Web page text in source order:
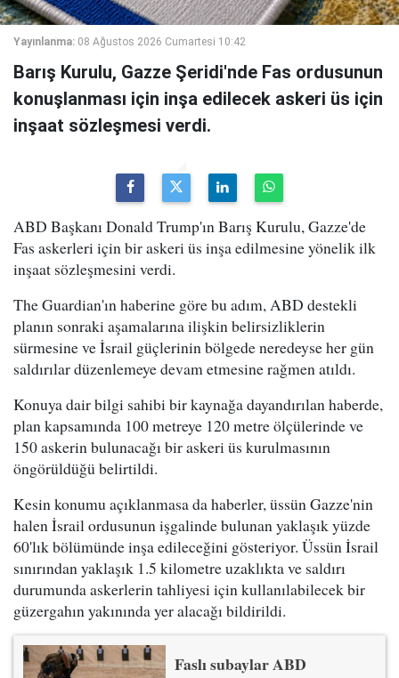
Yayınlanma: 08 Ağustos 2026 Cumartesi 10:42
Barış Kurulu, Gazze Şeridi'nde Fas ordusunun
konuşlanması için inşa edilecek askeri üs için
inşaat sözleşmesi verdi.
ABD Başkanı Donald Trump'ın Barış Kurulu, Gazze'de
Fas askerleri için bir askeri üs inşa edilmesine yönelik ilk
inşaat sözleşmesini verdi.
The Guardian'ın haberine göre bu adım, ABD destekli
planın sonraki aşamalarına ilişkin belirsizliklerin
sürmesine ve İsrail güçlerinin bölgede neredeyse her gün
saldırılar düzenlemeye devam etmesine rağmen atıldı.
Konuya dair bilgi sahibi bir kaynağa dayandırılan haberde,
plan kapsamında 100 metreye 120 metre ölçülerinde ve
150 askerin bulunacağı bir askeri üs kurulmasının
öngörüldüğü belirtildi.
Kesin konumu açıklanmasa da haberler, üssün Gazze'nin
halen İsrail ordusunun işgalinde bulunan yaklaşık yüzde
60'lık bölümünde inşa edileceğini gösteriyor. Üssün İsrail
sınırından yaklaşık 1.5 kilometre uzaklıkta ve saldırı
durumunda askerlerin tahliyesi için kullanılabilecek bir
güzergahın yakınında yer alacağı bildirildi.
Faslı subaylar ABD